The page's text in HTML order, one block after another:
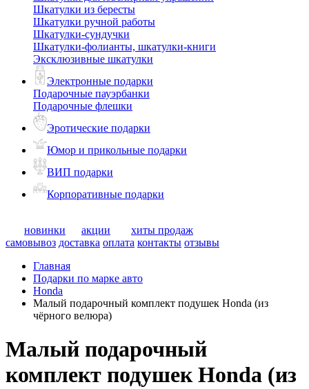
Шкатулки из бересты
Шкатулки ручной работы
Шкатулки-сундучки
Шкатулки-фолианты, шкатулки-книги
Эксклюзивные шкатулки
Электронные подарки
Подарочные пауэрбанки
Подарочные флешки
Эротические подарки
Юмор и прикольные подарки
ВИП подарки
Корпоративные подарки
новинки акции
хиты продаж
самовывоз доставка оплата контакты отзывы
Главная
Подарки по марке авто
Honda
Малый подарочный комплект подушек Honda (из
чёрного велюра)
Малый подарочный
комплект подушек Honda (из